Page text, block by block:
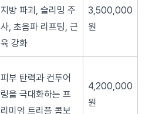
지방 파괴, 슬리밍 주
사, 초음파 리프팅, 근
육 강화
3,500,000
원
피부 탄력과 컨투어
링을 극대화하는 프
리미엄 트리플 콤보
4,200,000
원